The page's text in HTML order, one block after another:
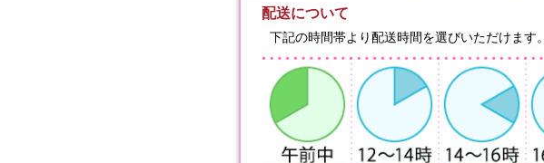
配送について
下記の時間帯より配送時間を選びいただけます。